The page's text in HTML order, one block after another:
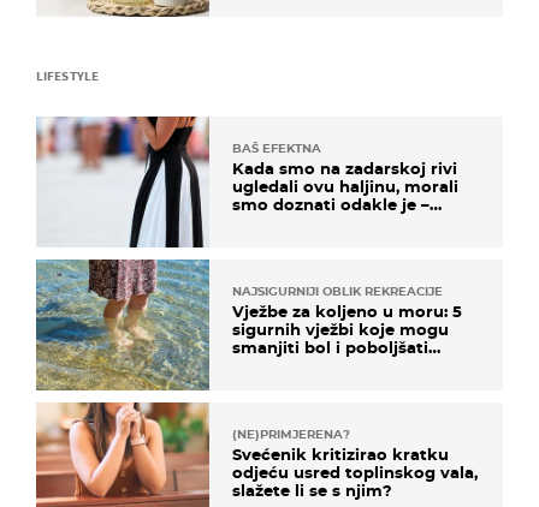
LIFESTYLE
BAŠ EFEKTNA
Kada smo na zadarskoj rivi
ugledali ovu haljinu, morali
smo doznati odakle je –
NAJSIGURNIJI OBLIK REKREACIJE
Vježbe za koljeno u moru: 5
sigurnih vježbi koje mogu
smanjiti bol i poboljšati
(NE)PRIMJERENA?
Svećenik kritizirao kratku
odjeću usred toplinskog vala,
slažete li se s njim?